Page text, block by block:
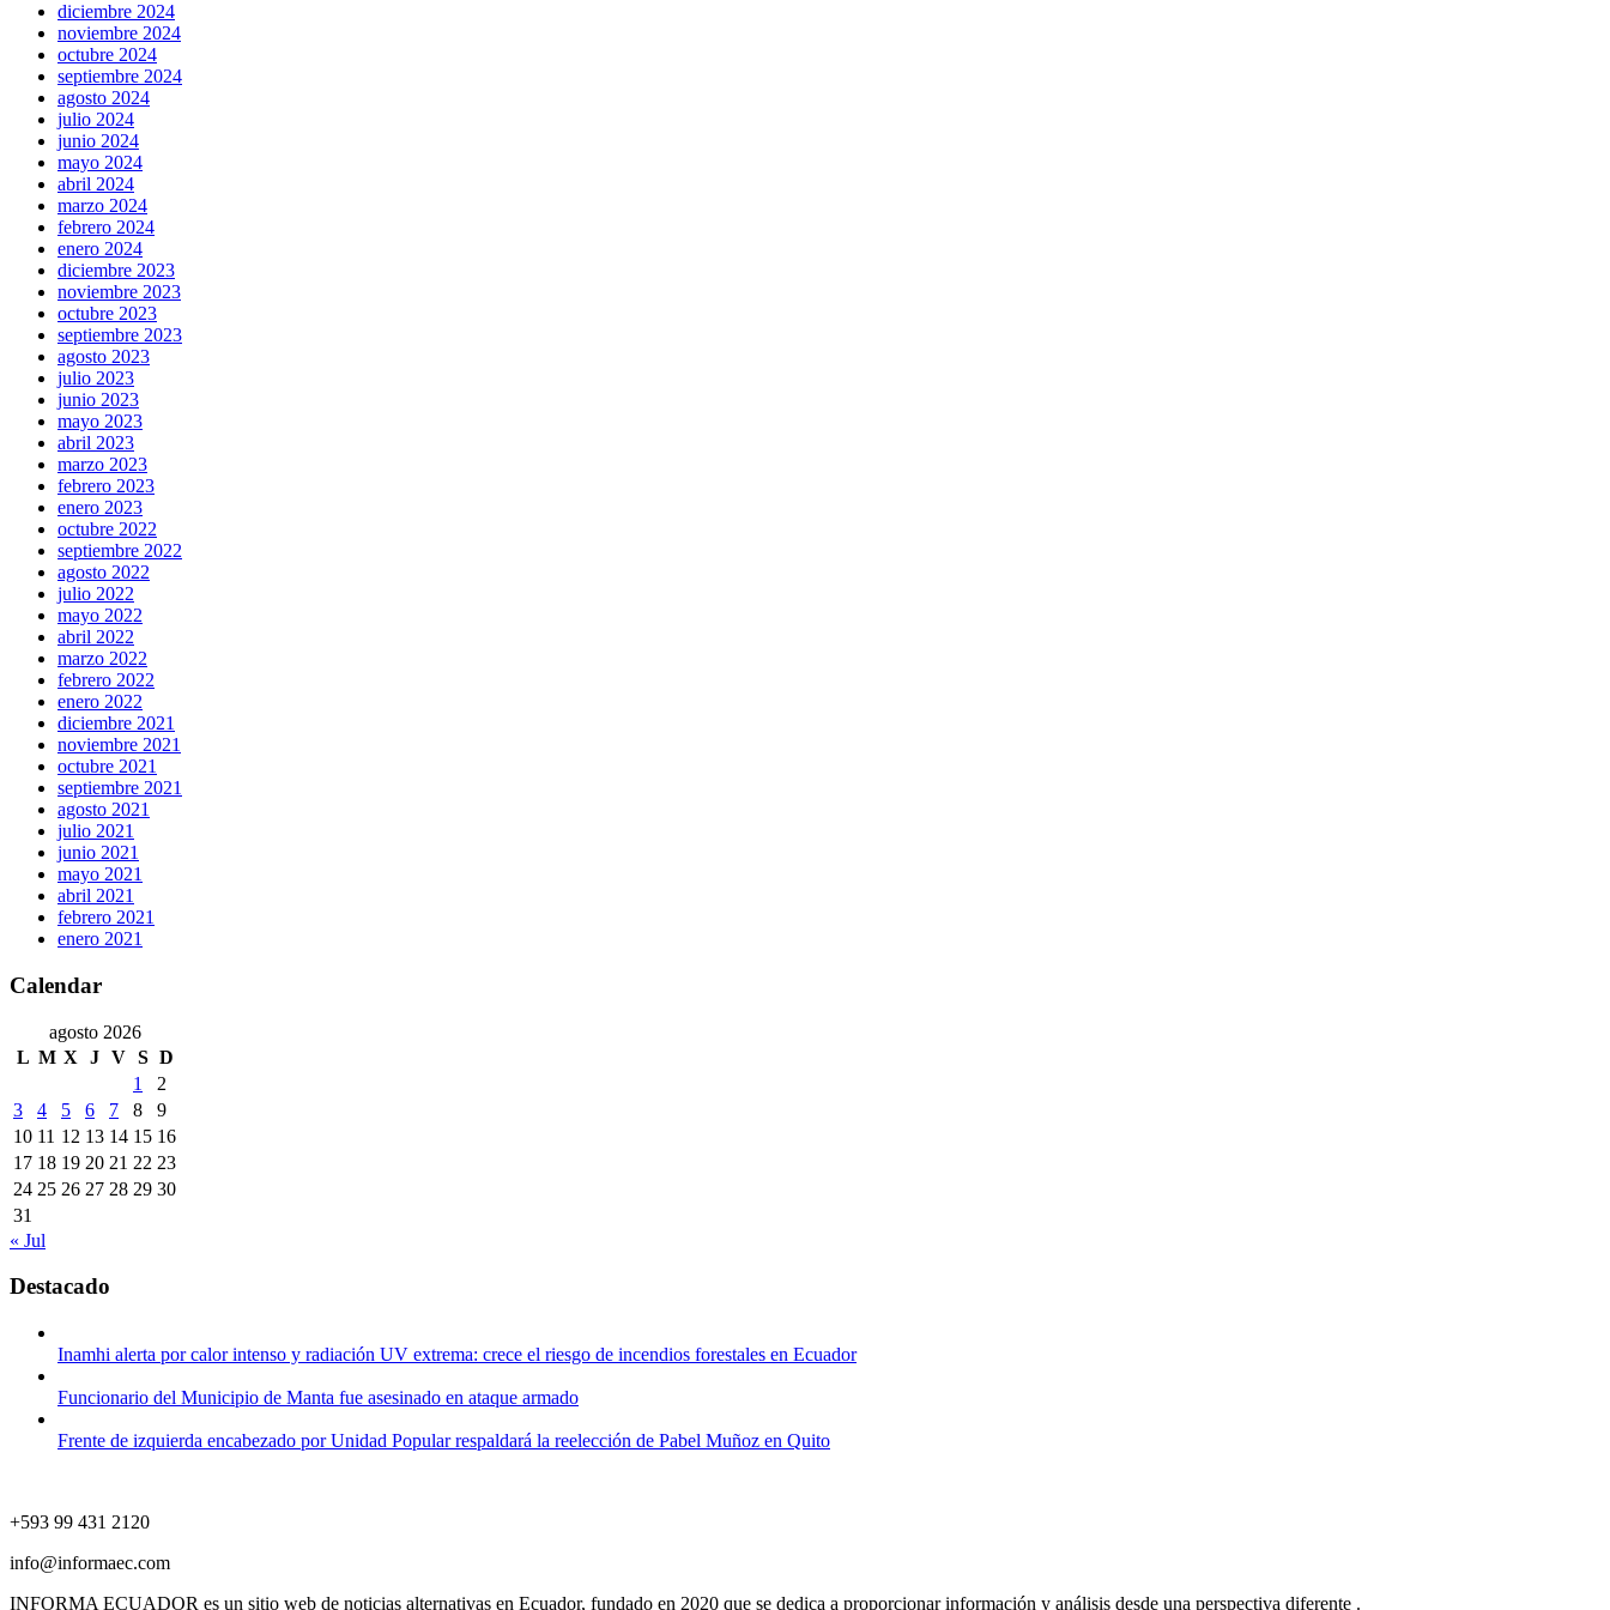
diciembre 2024
noviembre 2024
octubre 2024
septiembre 2024
agosto 2024
julio 2024
junio 2024
mayo 2024
abril 2024
marzo 2024
febrero 2024
enero 2024
diciembre 2023
noviembre 2023
octubre 2023
septiembre 2023
agosto 2023
julio 2023
junio 2023
mayo 2023
abril 2023
marzo 2023
febrero 2023
enero 2023
octubre 2022
septiembre 2022
agosto 2022
julio 2022
mayo 2022
abril 2022
marzo 2022
febrero 2022
enero 2022
diciembre 2021
noviembre 2021
octubre 2021
septiembre 2021
agosto 2021
julio 2021
junio 2021
mayo 2021
abril 2021
febrero 2021
enero 2021
Calendar
agosto 2026
L M X J V S D
1
2
3
4 5 6 7 8
9
10 11 12 13 14 15 16
17 18 19 20 21 22 23
24 25 26 27 28 29 30
31
« Jul
Destacado
Inamhi alerta por calor intenso y radiación UV extrema: crece el riesgo de incendios forestales en Ecuador
Funcionario del Municipio de Manta fue asesinado en ataque armado
Frente de izquierda encabezado por Unidad Popular respaldará la reelección de Pabel Muñoz en Quito
+593 99 431 2120
info@informaec.com
INFORMA ECUADOR es un sitio web de noticias alternativas en Ecuador, fundado en 2020 que se dedica a proporcionar información y análisis desde una perspectiva diferente .